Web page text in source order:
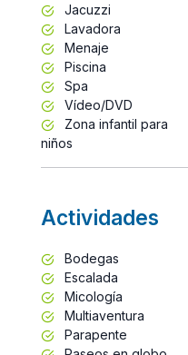
Jacuzzi
Lavadora
Menaje
Piscina
Spa
Vídeo/DVD
Zona infantil para
niños
Actividades
Bodegas
Escalada
Micología
Multiaventura
Parapente